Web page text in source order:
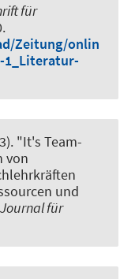
für
Zeitung/onlin
1_Literatur-
"It's Team-
von
und
Journal für